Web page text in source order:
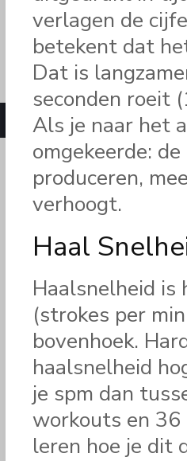
verlagen de
betekent dat
Dat is
seconden roeit
Als je naar het
omgekeerde:
produceren,
verhoogt.
Haal
Haalsnelheid
(strokes per
bovenhoek.
haalsnelheid
je spm dan
workouts en
leren hoe je dit